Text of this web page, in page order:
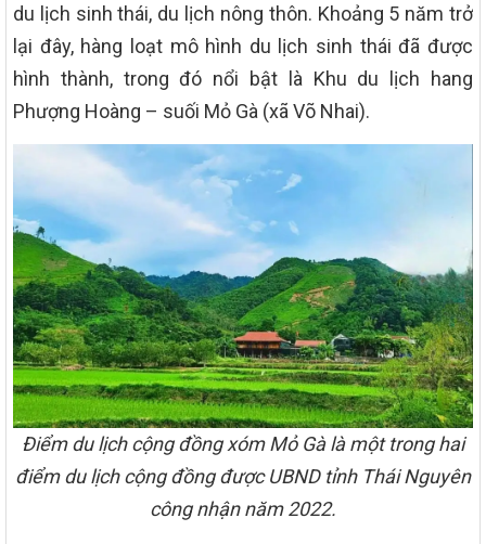
du lịch sinh thái, du lịch nông thôn. Khoảng 5 năm trở
lại đây, hàng loạt mô hình du lịch sinh thái đã được
hình thành, trong đó nổi bật là Khu du lịch hang
Phượng Hoàng – suối Mỏ Gà (xã Võ Nhai).
Điểm du lịch cộng đồng xóm Mỏ Gà là một trong hai
điểm du lịch cộng đồng được UBND tỉnh Thái Nguyên
công nhận năm 2022.